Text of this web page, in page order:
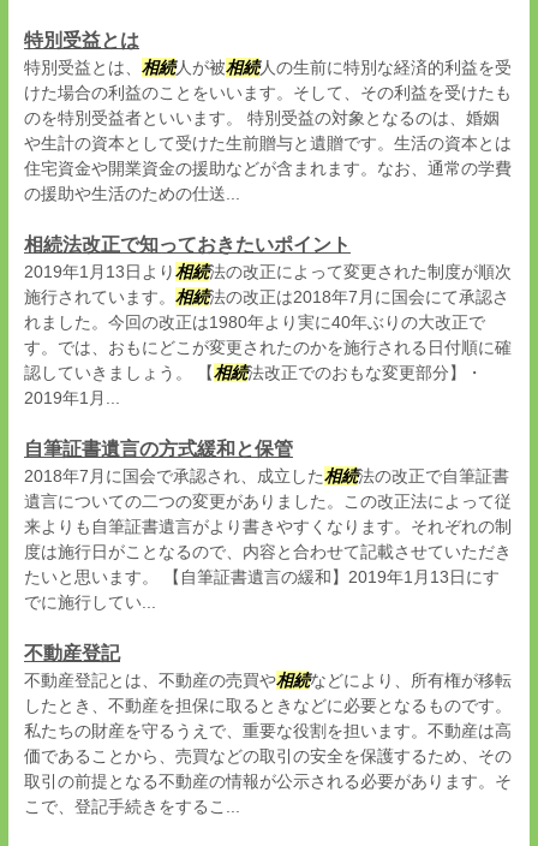
特別受益とは
特別受益とは、 相続人が被相続人の生前に特別な経済的利益を受
けた場合の利益のことをいいます。そして、その利益を受けたも
のを特別受益者といいます。 特別受益の対象となるのは、婚姻
や生計の資本として受けた生前贈与と遺贈です。生活の資本とは
住宅資金や開業資金の援助などが含まれます。なお、通常の学費
の援助や生活のための仕送...
相続法改正で知っておきたいポイント
2019年1月13日より相続法の改正によって変更された制度が順次
施行されています。 相続法の改正は2018年7月に国会にて承認さ
れました。今回の改正は1980年より実に40年ぶりの大改正で
す。では、おもにどこが変更されたのかを施行される日付順に確
認していきましょう。 【相続法改正でのおもな変更部分】・
2019年1月...
自筆証書遺言の方式緩和と保管
2018年7月に国会で承認され、成立した相続法の改正で自筆証書
遺言についての二つの変更がありました。この改正法によって従
来よりも自筆証書遺言がより書きやすくなります。それぞれの制
度は施行日がことなるので、内容と合わせて記載させていただき
たいと思います。 【自筆証書遺言の緩和】2019年1月13日にす
でに施行してい...
不動産登記
不動産登記とは、不動産の売買や相続などにより、所有権が移転
したとき、不動産を担保に取るときなどに必要となるものです。
私たちの財産を守るうえで、重要な役割を担います。不動産は高
価であることから、売買などの取引の安全を保護するため、その
取引の前提となる不動産の情報が公示される必要があります。そ
こで、登記手続きをするこ...